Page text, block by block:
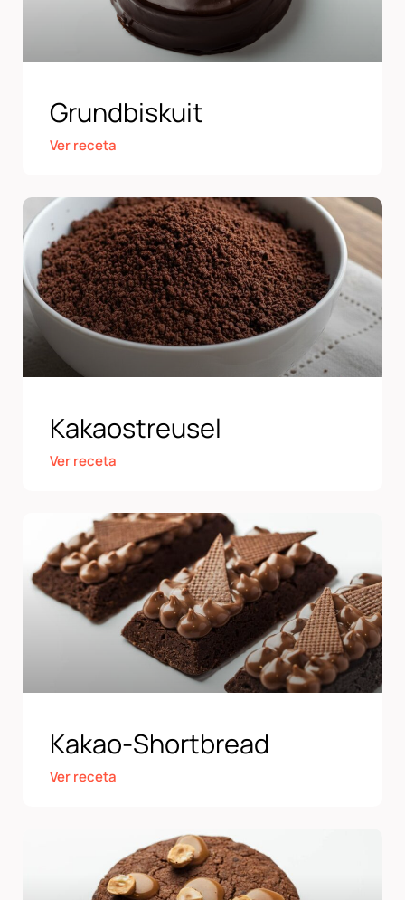
Grundbiskuit
Ver receta
Kakaostreusel
Ver receta
Kakao-Shortbread
Ver receta